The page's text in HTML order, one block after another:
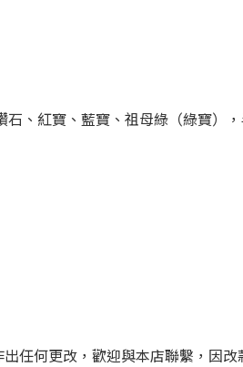
、紅寶、藍寶、祖母綠（綠寶）
任何更改，歡迎與本店聯繫，因改